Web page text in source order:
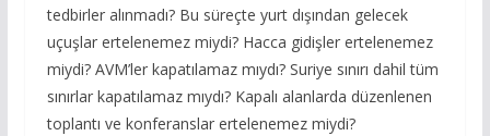
tedbirler alınmadı? Bu süreçte yurt dışından gelecek
uçuşlar ertelenemez miydi? Hacca gidişler ertelenemez
miydi? AVM’ler kapatılamaz mıydı? Suriye sınırı dahil tüm
sınırlar kapatılamaz mıydı? Kapalı alanlarda düzenlenen
toplantı ve konferanslar ertelenemez miydi?